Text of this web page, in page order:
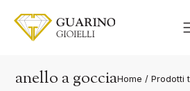
anello a gocciaHome / Prodotti